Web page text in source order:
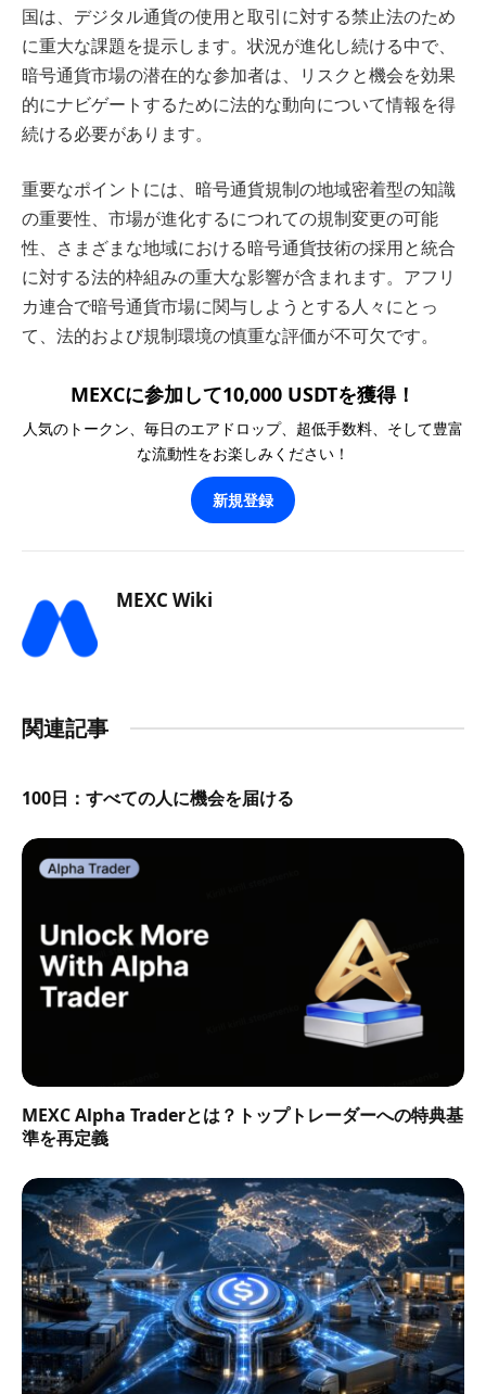
国は、デジタル通貨の使用と取引に対する禁止法のため
に重大な課題を提示します。状況が進化し続ける中で、
暗号通貨市場の潜在的な参加者は、リスクと機会を効果
的にナビゲートするために法的な動向について情報を得
続ける必要があります。
重要なポイントには、暗号通貨規制の地域密着型の知識
の重要性、市場が進化するにつれての規制変更の可能
性、さまざまな地域における暗号通貨技術の採用と統合
に対する法的枠組みの重大な影響が含まれます。アフリ
カ連合で暗号通貨市場に関与しようとする人々にとっ
て、法的および規制環境の慎重な評価が不可欠です。
MEXCに参加して10,000 USDTを獲得！
人気のトークン、毎日のエアドロップ、超低手数料、そして豊富
な流動性をお楽しみください！
新規登録
MEXC Wiki
関連記事
100日：すべての人に機会を届ける
MEXC Alpha Traderとは？トップトレーダーへの特典基
準を再定義